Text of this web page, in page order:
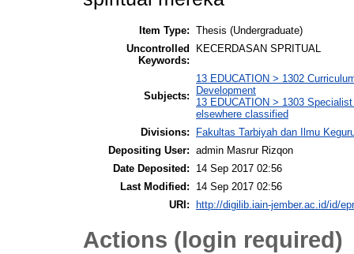
Item Type: Thesis (Undergraduate)
Uncontrolled
Keywords:
KECERDASAN SPRITUAL
Subjects:
13 EDUCATION > 1302
Development
13 EDUCATION > 1303
elsewhere classified
Divisions:
Fakultas Tarbiyah dan Ilmu
Depositing User: admin Masrur Rizqon
Date Deposited:
14 Sep 2017 02:56
Last Modified:
14 Sep 2017 02:56
URI:
http://digilib.iain-jember.ac.id/id/
Actions (login required)